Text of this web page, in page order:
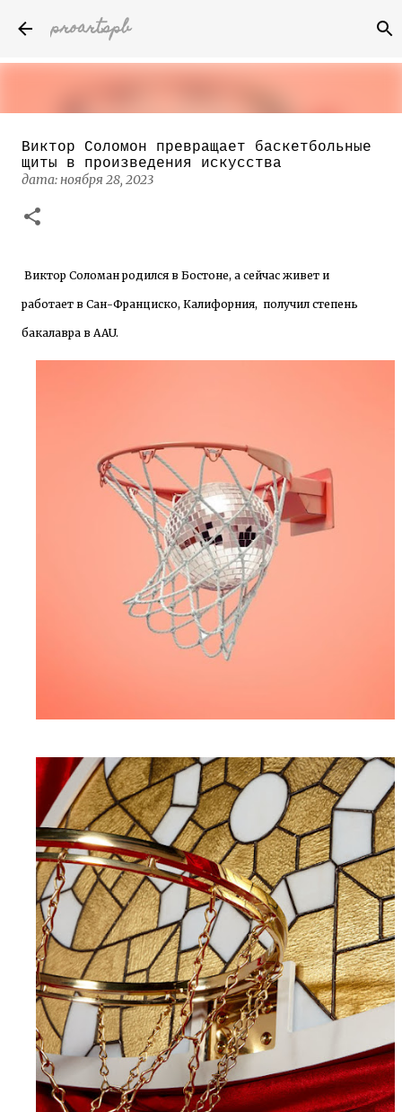
proartspb
Бумажные скульптуры канадского
художника Келвина Николса (Calvin
Nicholls)
Виктор Соломон превращает баскетбольные
щиты в произведения искусства
дата:ноября 28, 2023
Виктор Соломан родился в Бостоне, а сейчас живет и
работает в Сан-Франциско, Калифорния, получил степень
бакалавра в AAU.